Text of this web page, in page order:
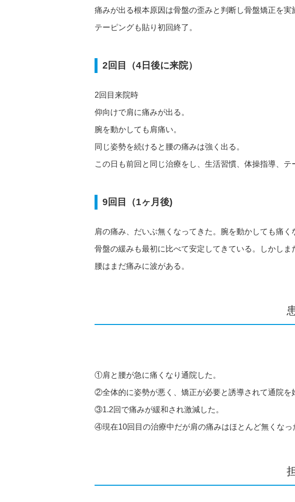
痛みが出る根本原因は骨盤の歪みと判断し骨盤矯正を実
テーピングも貼り初回終了。
2回目（4日後に来院）
2回目来院時
仰向けで肩に痛みが出る。
腕を動かしても肩痛い。
同じ姿勢を続けると腰の痛みは強く出る。
この日も前回と同じ治療をし、生活習慣、体操指導、テ
9回目（1ヶ月後)
肩の痛み、だいぶ無くなってきた。腕を動かしても痛く
骨盤の緩みも最初に比べて安定してきている。しかしま
腰はまだ痛みに波がある。
①肩と腰が急に痛くなり通院した。
②全体的に姿勢が悪く、矯正が必要と誘導されて通院を
③1.2回で痛みが緩和され激減した。
④現在10回目の治療中だが肩の痛みはほとんど無くなっ